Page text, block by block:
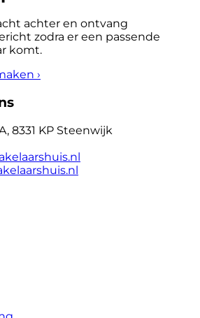
achter en ontvang
zodra er een passende
komt.
›
8331 KP Steenwijk